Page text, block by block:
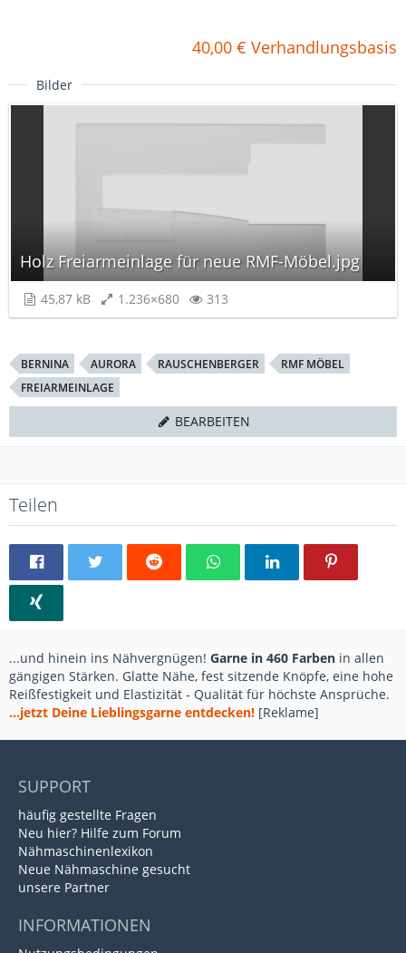
40,00 € Verhandlungsbasis
Bilder
Holz Freiarmeinlage für neue RMF-Möbel.jpg
45,87 kB 1.236×680 313
BERNINA AURORA RAUSCHENBERGER
RMF MÖBEL
FREIARMEINLAGE
BEARBEITEN
Teilen
...und hinein ins Nähvergnügen! Garne in 460 Farben in allen
gängigen Stärken. Glatte Nähe, fest sitzende Knöpfe, eine hohe
Reißfestigkeit und Elastizität - Qualität für höchste Ansprüche.
...jetzt Deine Lieblingsgarne entdecken! [Reklame]
SUPPORT
häufig gestellte Fragen
Neu hier? Hilfe zum Forum
Nähmaschinenlexikon
Neue Nähmaschine gesucht
unsere Partner
INFORMATIONEN